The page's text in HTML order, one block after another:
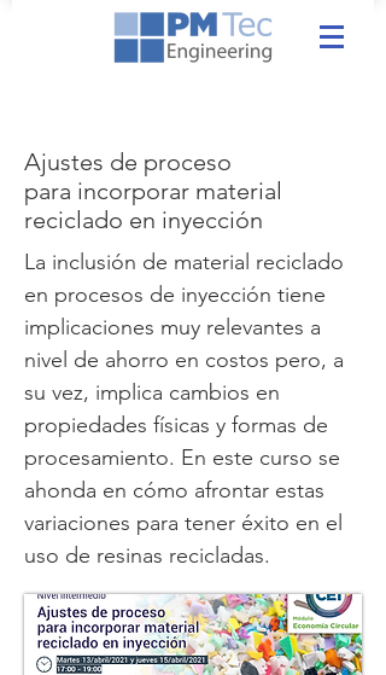
Ajustes de proceso
para incorporar material
reciclado en inyección
La inclusión de material reciclado
en procesos de inyección tiene
implicaciones muy relevantes a
nivel de ahorro en costos pero, a
su vez, implica cambios en
propiedades físicas y formas de
procesamiento. En este curso se
ahonda en cómo afrontar estas
variaciones para tener éxito en el
uso de resinas recicladas.